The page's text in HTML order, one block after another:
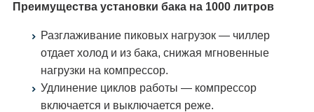
Преимущества установки бака на 1000 литров
Разглаживание пиковых нагрузок — чиллер
отдает холод и из бака, снижая мгновенные
нагрузки на компрессор.
Удлинение циклов работы — компрессор
включается и выключается реже.